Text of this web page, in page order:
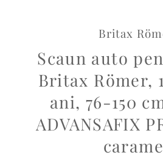
Britax
Scaun auto
Britax Römer,
ani, 76-150
ADVANSAFIX